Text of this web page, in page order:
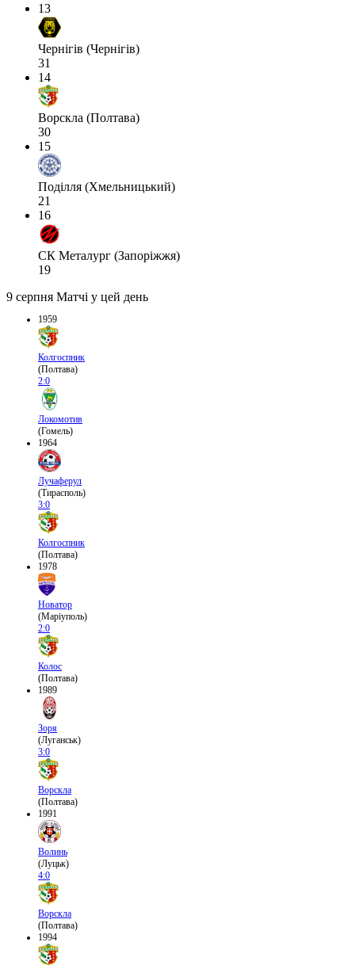
13
Чернігів (Чернігів)
31
14
Ворскла (Полтава)
30
15
Поділля (Хмельницький)
21
16
СК Металург (Запоріжжя)
19
9 серпня Матчі у цей день
1959
Колгоспник
(Полтава)
2:0
Локомотив
(Гомель)
1964
Лучаферул
(Тирасполь)
3:0
Колгоспник
(Полтава)
1978
Новатор
(Маріуполь)
2:0
Колос
(Полтава)
1989
Зоря
(Луганськ)
3:0
Ворскла
(Полтава)
1991
Волинь
(Луцьк)
4:0
Ворскла
(Полтава)
1994